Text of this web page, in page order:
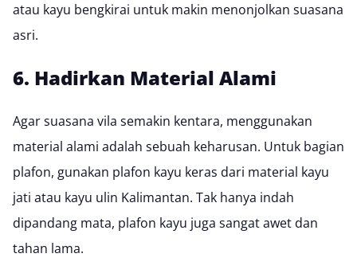
atau kayu bengkirai untuk makin menonjolkan suasana
asri.
6. Hadirkan Material Alami
Agar suasana vila semakin kentara, menggunakan
material alami adalah sebuah keharusan. Untuk bagian
plafon, gunakan plafon kayu keras dari material kayu
jati atau kayu ulin Kalimantan. Tak hanya indah
dipandang mata, plafon kayu juga sangat awet dan
tahan lama.